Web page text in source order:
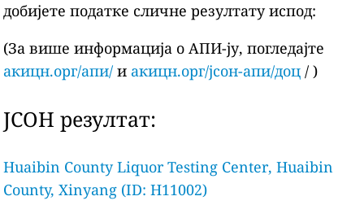
добијете податке сличне резултату испод:
(За више информација о АПИ-ју, погледајте
акицн.орг/апи/ и акицн.орг/јсон-апи/доц / )
ЈСОН резултат:
Huaibin County Liquor Testing Center, Huaibin
County, Xinyang (ID: H11002)